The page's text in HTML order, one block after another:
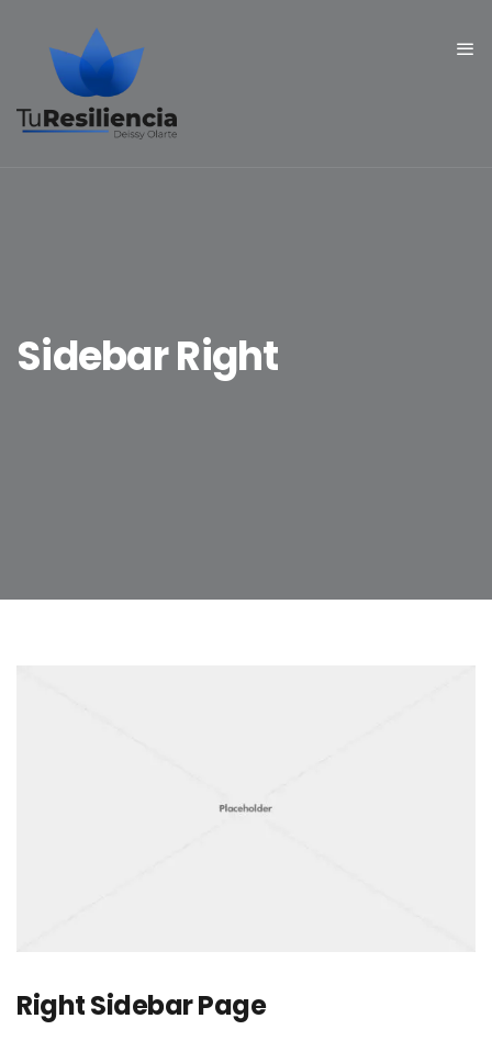
Sidebar Right
Right Sidebar Page